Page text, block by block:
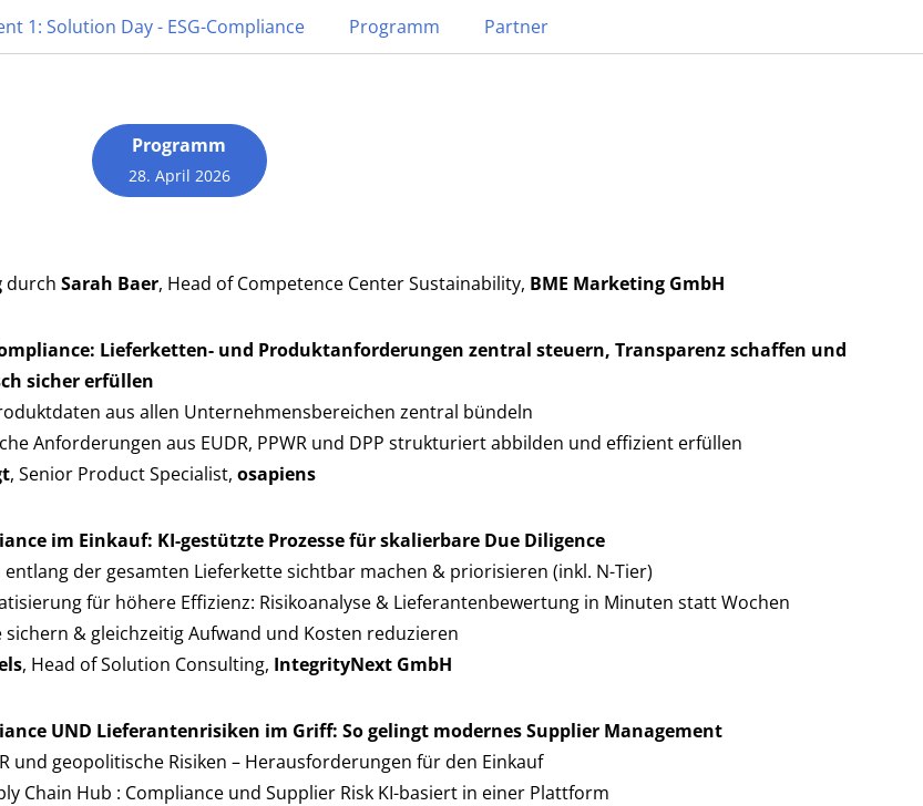
1: Solution Day - ESG-Compliance Programm Partner
Programm
28. April 2026
durch Sarah Baer, Head of Competence Center Sustainability, BME Marketing GmbH
Lieferketten- und Produktanforderungen zentral steuern, Transparenz schaffen und
sicher erfüllen
aus allen Unternehmensbereichen zentral bündeln
Anforderungen aus EUDR, PPWR und DPP strukturiert abbilden und effizient erfüllen
, Senior Product Specialist, osapiens
im Einkauf: KI-gestützte Prozesse für skalierbare Due Diligence
entlang der gesamten Lieferkette sichtbar machen & priorisieren (inkl. N-Tier)
für höhere Effizienz: Risikoanalyse & Lieferantenbewertung in Minuten statt Wochen
sichern & gleichzeitig Aufwand und Kosten reduzieren
, Head of Solution Consulting, IntegrityNext GmbH
UND Lieferantenrisiken im Griff: So gelingt modernes Supplier Management
und geopolitische Risiken – Herausforderungen für den Einkauf
Chain Hub : Compliance und Supplier Risk KI-basiert in einer Plattform